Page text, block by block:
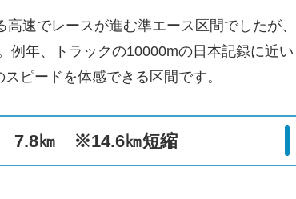
速でレースが進む準エース区間でしたが、
例年、トラックの10000mの日本記録に近い
ピードを体感できる区間です。
7.8㎞ ※14.6㎞短縮